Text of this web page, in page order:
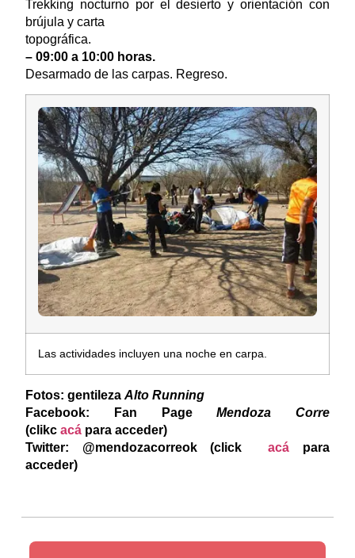
Trekking nocturno por el desierto y orientación con
brújula y carta
topográfica.
– 09:00 a 10:00 horas.
Desarmado de las carpas. Regreso.
Las actividades incluyen una noche en carpa.
Fotos: gentileza Alto Running
Facebook: Fan PageMendoza Corre
(clikc acápara acceder)
Twitter: @mendozacorreok (click
acá para
acceder)